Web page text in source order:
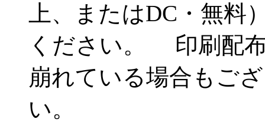
上、またはDC・無
ください。 印刷配
崩れている場合もご
い。